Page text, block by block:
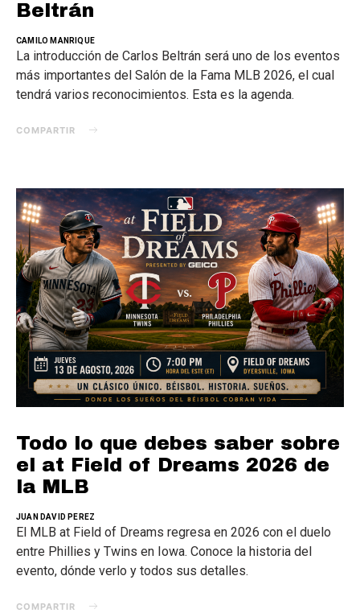
Beltrán
CAMILO MANRIQUE
La introducción de Carlos Beltrán será uno de los eventos
más importantes del Salón de la Fama MLB 2026, el cual
tendrá varios reconocimientos. Esta es la agenda.
COMPARTIR
Todo lo que debes saber sobre
el at Field of Dreams 2026 de
la MLB
JUAN DAVID PEREZ
El MLB at Field of Dreams regresa en 2026 con el duelo
entre Phillies y Twins en Iowa. Conoce la historia del
evento, dónde verlo y todos sus detalles.
COMPARTIR